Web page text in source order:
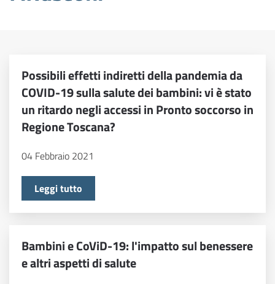
Possibili effetti indiretti della pandemia da
COVID-19 sulla salute dei bambini: vi è stato
un ritardo negli accessi in Pronto soccorso in
Regione Toscana?
04 Febbraio 2021
Leggi tutto
Bambini e CoViD-19: l'impatto sul benessere
e altri aspetti di salute